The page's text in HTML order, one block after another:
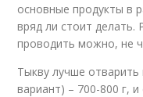
основные продукты в
вряд ли стоит делать.
проводить можно, не
Тыкву лучше
вариант) – 700-800 г,